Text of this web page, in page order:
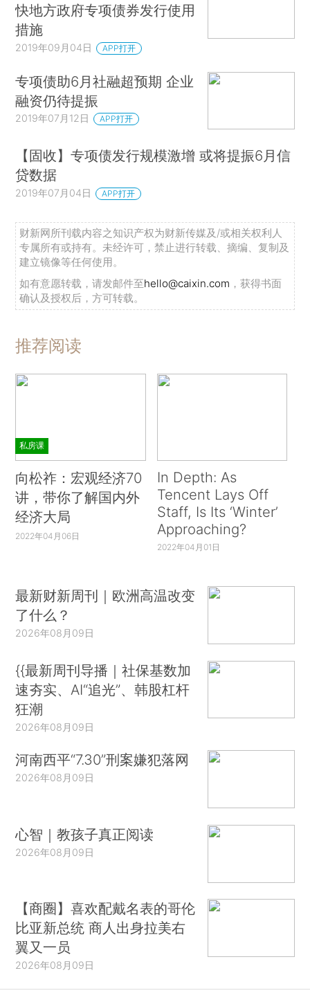
快地方政府专项债券发行使用
措施
2019年09月04日 APP打开
专项债助6月社融超预期 企业
融资仍待提振
2019年07月12日 APP打开
【固收】专项债发行规模激增 或将提振6月信
贷数据
2019年07月04日 APP打开
财新网所刊载内容之知识产权为财新传媒及/或相关权利人
专属所有或持有。未经许可，禁止进行转载、摘编、复制及
建立镜像等任何使用。
如有意愿转载，请发邮件至hello@caixin.com ，获得书面
确认及授权后，方可转载。
推荐阅读
私房课
向松祚：宏观经济70
讲，带你了解国内外
经济大局
2022年04月06日
In Depth: As
Tencent Lays Off
Staff, Is Its ‘Winter’
Approaching?
2022年04月01日
最新财新周刊｜欧洲高温改变
了什么？
2026年08月09日
{{最新周刊导播｜社保基数加
速夯实、AI“追光”、韩股杠杆
狂潮
2026年08月09日
河南西平“7.30”刑案嫌犯落网
2026年08月09日
心智｜教孩子真正阅读
2026年08月09日
【商圈】喜欢配戴名表的哥伦
比亚新总统 商人出身拉美右
翼又一员
2026年08月09日